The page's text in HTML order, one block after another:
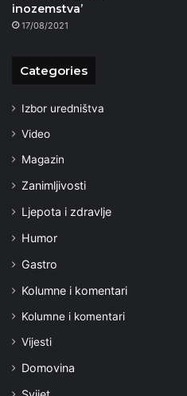
inozemstva’
17/08/2021
Categories
Izbor uredništva
Video
Magazin
Zanimljivosti
Ljepota i zdravlje
Humor
Gastro
Kolumne i komentari
Kolumne i komentari
Vijesti
Domovina